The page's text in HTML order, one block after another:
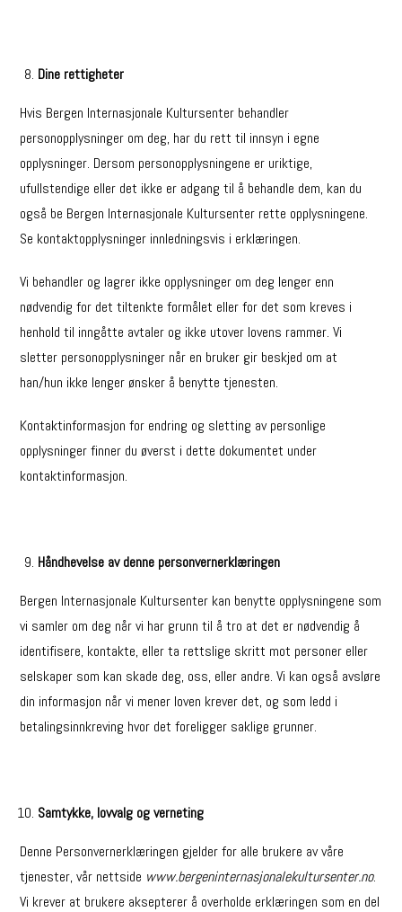
Dine rettigheter
Hvis Bergen Internasjonale Kultursenter behandler
personopplysninger om deg, har du rett til innsyn i egne
opplysninger. Dersom personopplysningene er uriktige,
ufullstendige eller det ikke er adgang til å behandle dem, kan du
også be Bergen Internasjonale Kultursenter rette opplysningene.
Se kontaktopplysninger innledningsvis i erklæringen.
Vi behandler og lagrer ikke opplysninger om deg lenger enn
nødvendig for det tiltenkte formålet eller for det som kreves i
henhold til inngåtte avtaler og ikke utover lovens rammer. Vi
sletter personopplysninger når en bruker gir beskjed om at
han/hun ikke lenger ønsker å benytte tjenesten.
Kontaktinformasjon for endring og sletting av personlige
opplysninger finner du øverst i dette dokumentet under
kontaktinformasjon.
Håndhevelse av denne personvernerklæringen
Bergen Internasjonale Kultursenter kan benytte opplysningene som
vi samler om deg når vi har grunn til å tro at det er nødvendig å
identifisere, kontakte, eller ta rettslige skritt mot personer eller
selskaper som kan skade deg, oss, eller andre. Vi kan også avsløre
din informasjon når vi mener loven krever det, og som ledd i
betalingsinnkreving hvor det foreligger saklige grunner.
Samtykke, lovvalg og verneting
Denne Personvernerklæringen gjelder for alle brukere av våre
tjenester, vår nettside www.bergeninternasjonalekultursenter.no.
Vi krever at brukere aksepterer å overholde erklæringen som en del